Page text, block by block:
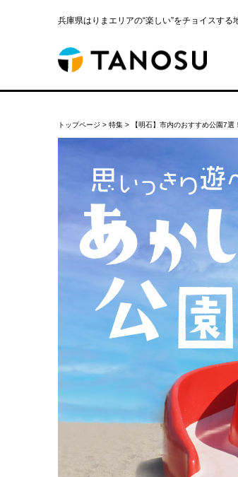
兵庫県はりまエリアの“楽しい”をチョイスする
トップページ > 特集 > 【明石】市内のおすすめ公園7